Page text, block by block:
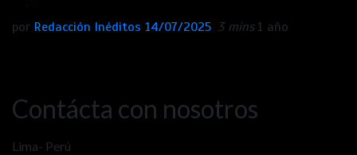
por Redacción Inéditos 14/07/2025 3 mins 1 año
Contácta con nosotros
Lima- Perú